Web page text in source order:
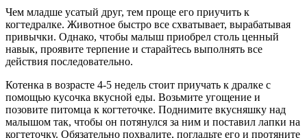
Чем младше усатый друг, тем проще его приучить к
когтедралке. Животное быстро все схватывает, вырабатывая
привычки. Однако, чтобы малыш приобрел столь ценный
навык, проявите терпение и старайтесь выполнять все
действия последовательно.
Котенка в возрасте 4-5 недель стоит приучать к дралке с
помощью кусочка вкусной еды. Возьмите угощение и
позовите питомца к когтеточке. Поднимите вкусняшку над
малышом так, чтобы он потянулся за ним и поставил лапки на
когтеточку. Обязательно похвалите, погладьте его и протяните